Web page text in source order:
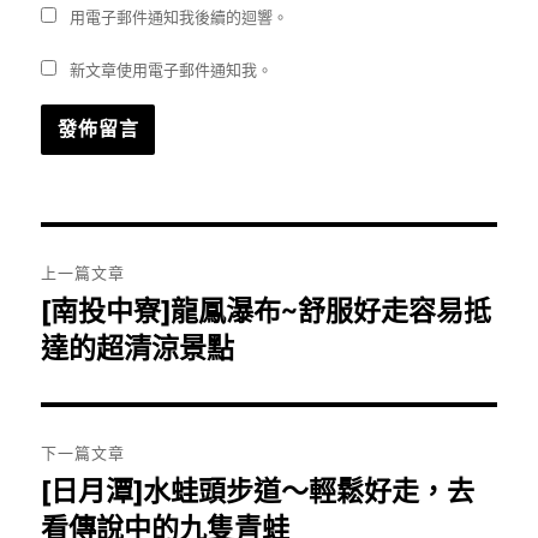
用電子郵件通知我後續的迴響。
新文章使用電子郵件通知我。
章
導
覽
上一篇文章
上
一
文
章:
[南投中寮]龍鳳瀑布~舒服好走容易抵
達的超清涼景點
下一篇文章
下
一
[日月潭]水蛙頭步道～輕鬆好走，去
看傳說中的九隻青蛙